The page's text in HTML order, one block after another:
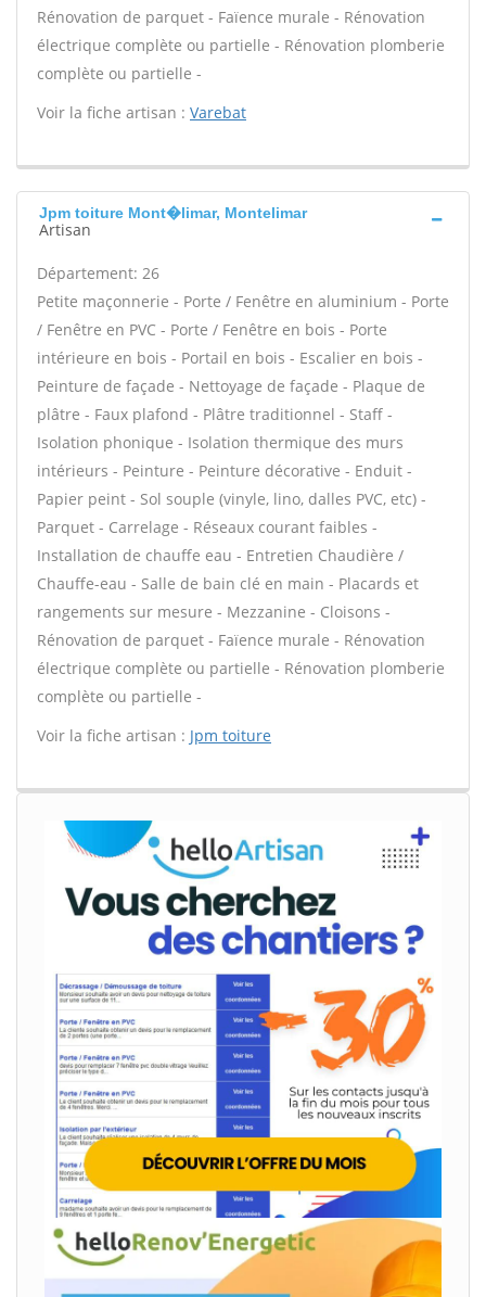
Rénovation de parquet - Faïence murale - Rénovation
électrique complète ou partielle - Rénovation plomberie
complète ou partielle -
Voir la fiche artisan : Varebat
Jpm toiture Mont�limar, Montelimar
Artisan
Département: 26
Petite maçonnerie - Porte / Fenêtre en aluminium - Porte
/ Fenêtre en PVC - Porte / Fenêtre en bois - Porte
intérieure en bois - Portail en bois - Escalier en bois -
Peinture de façade - Nettoyage de façade - Plaque de
plâtre - Faux plafond - Plâtre traditionnel - Staff -
Isolation phonique - Isolation thermique des murs
intérieurs - Peinture - Peinture décorative - Enduit -
Papier peint - Sol souple (vinyle, lino, dalles PVC, etc) -
Parquet - Carrelage - Réseaux courant faibles -
Installation de chauffe eau - Entretien Chaudière /
Chauffe-eau - Salle de bain clé en main - Placards et
rangements sur mesure - Mezzanine - Cloisons -
Rénovation de parquet - Faïence murale - Rénovation
électrique complète ou partielle - Rénovation plomberie
complète ou partielle -
Voir la fiche artisan : Jpm toiture